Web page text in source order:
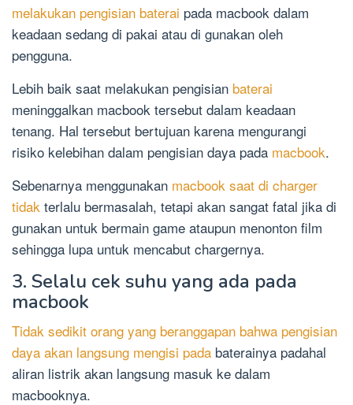
melakukan pengisian baterai pada macbook dalam
keadaan sedang di pakai atau di gunakan oleh
pengguna.
Lebih baik saat melakukan pengisian baterai
meninggalkan macbook tersebut dalam keadaan
tenang. Hal tersebut bertujuan karena mengurangi
risiko kelebihan dalam pengisian daya pada macbook.
Sebenarnya menggunakan macbook saat di charger
tidak terlalu bermasalah, tetapi akan sangat fatal jika di
gunakan untuk bermain game ataupun menonton film
sehingga lupa untuk mencabut chargernya.
3. Selalu cek suhu yang ada pada
macbook
Tidak sedikit orang yang beranggapan bahwa pengisian
daya akan langsung mengisi pada baterainya padahal
aliran listrik akan langsung masuk ke dalam
macbooknya.